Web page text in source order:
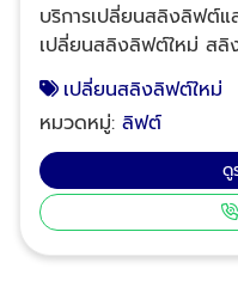
บริการเปลี่ยนสลิงลิฟต์แ
เปลี่ยนสลิงลิฟต์ใหม่ สลิ
ประเทศญี่ปุ่น - สลิง
ลิฟต์ทุกระบบ ทุกยี่ห้อ บริการซ่อมบำรุงลิฟต์ ซ่อมลิฟต์
เสียทุกอาการ ซ่อมด่วนฉุกเฉิน
อาคารสำนักงาน ซ่อมลิ
ลิฟต์โรงแรม ซ่อมลิฟต์โ
ซ่อมลิฟต์อาคารจอดรถ
เปลี่ยนสลิงลิฟต์ใหม่
หมวดหมู่:ลิฟต์
ดู